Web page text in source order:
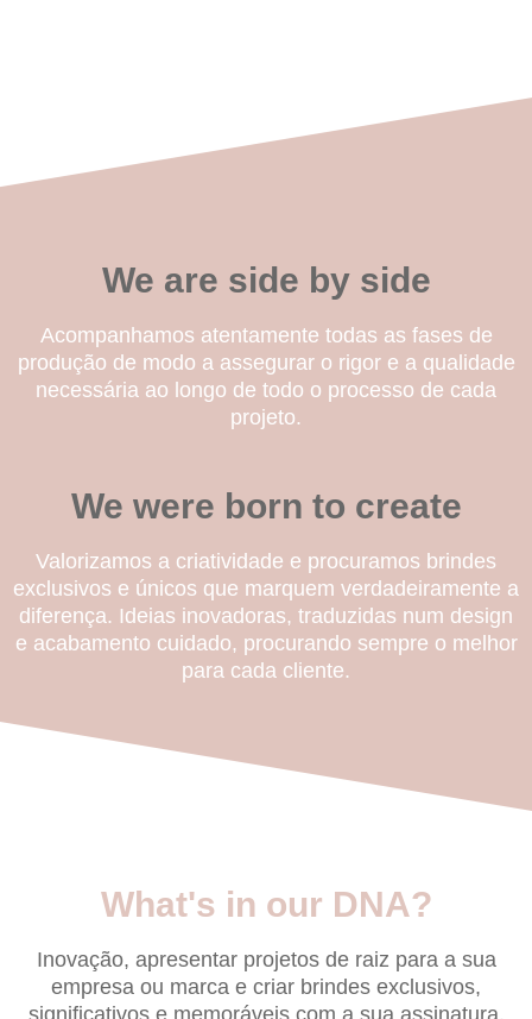
We are side by side
Acompanhamos atentamente todas as fases de
produção de modo a assegurar o rigor e a qualidade
necessária ao longo de todo o processo de cada
projeto.
We were born to create
Valorizamos a criatividade e procuramos brindes
exclusivos e únicos que marquem verdadeiramente a
diferença. Ideias inovadoras, traduzidas num design
e acabamento cuidado, procurando sempre o melhor
para cada cliente.
What's in our DNA?
Inovação, apresentar projetos de raiz para a sua
empresa ou marca e criar brindes exclusivos,
significativos e memoráveis com a sua assinatura.